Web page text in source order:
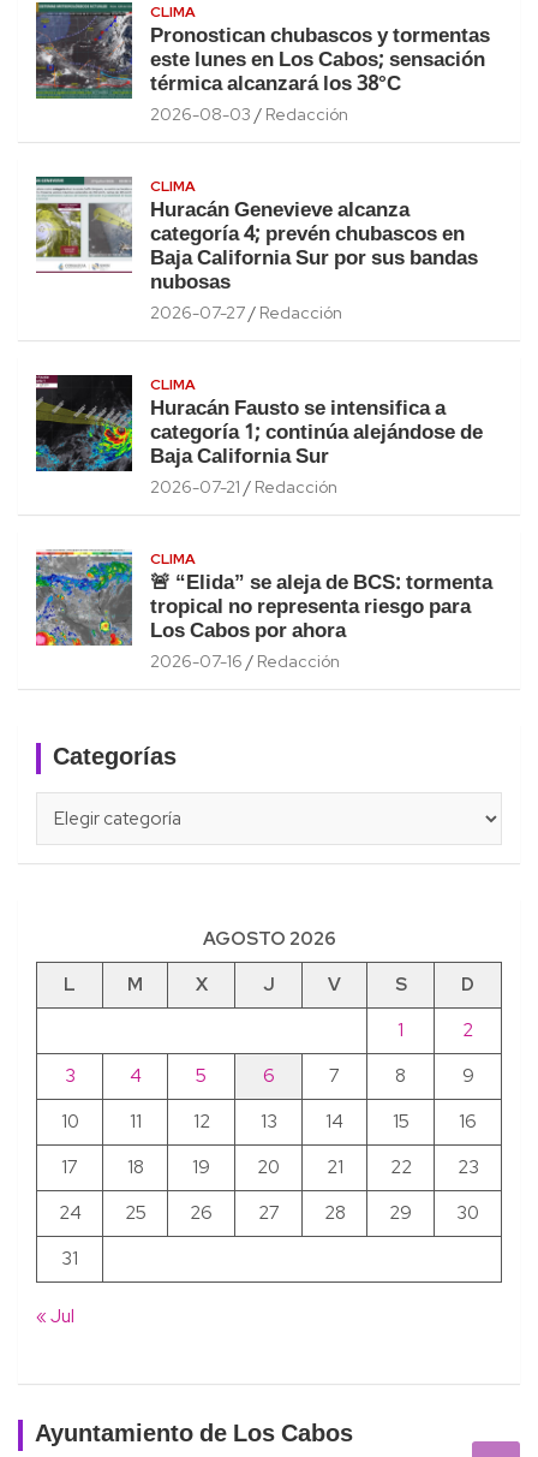
CLIMA
Pronostican chubascos y tormentas
este lunes en Los Cabos; sensación
térmica alcanzará los 38°C
2026-08-03 Redacción
CLIMA
Huracán Genevieve alcanza
categoría 4; prevén chubascos en
Baja California Sur por sus bandas
nubosas
2026-07-27 Redacción
CLIMA
Huracán Fausto se intensifica a
categoría 1; continúa alejándose de
Baja California Sur
2026-07-21 Redacción
CLIMA
🚨 “Elida” se aleja de BCS: tormenta
tropical no representa riesgo para
Los Cabos por ahora
2026-07-16 Redacción
Categorías
AGOSTO 2026
L
M X J V S
D
1
2
3
4 5 6 7 8
9
10
11 12 13 14 15
16
17
18 19 20 21 22
23
24
25 26 27 28 29
30
31
« Jul
Ayuntamiento de Los Cabos